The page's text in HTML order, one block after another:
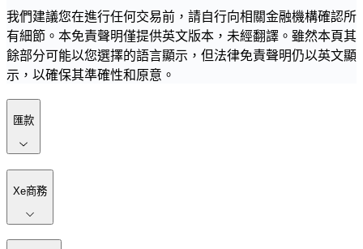
我們建議您在進行任何交易前，請自行向相關金融機構確認所
有細節。本免責聲明僅提供英文版本，未經翻譯。雖然本頁其
餘部分可能以您選擇的語言顯示，但法律免責聲明仍以英文顯
示，以確保其準確性和原意。
匯款
Xe商務